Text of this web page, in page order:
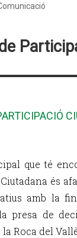
que té
és
amb la
presa de
Roca del